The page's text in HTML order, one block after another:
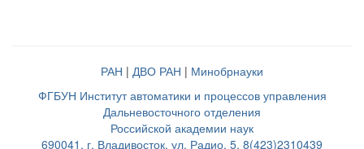
РАН | ДВО РАН | Минобрнауки
ФГБУН Институт автоматики и процессов управления
Дальневосточного отделения
Российской академии наук
690041, г. Владивосток, ул. Радио, 5, 8(423)2310439